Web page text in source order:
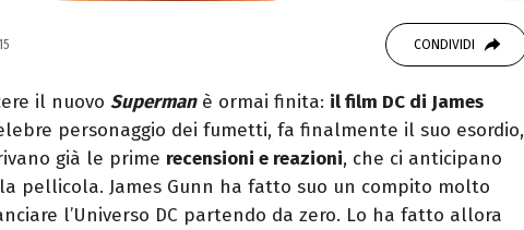
CONDIVIDI
il nuovo Supermanè ormai finita: il film DC di James
personaggio dei fumetti, fa finalmente il suo esordio,
già le prime recensioni e reazioni, che ci anticipano
pellicola. James Gunn ha fatto suo un compito molto
l’Universo DC partendo da zero. Lo ha fatto allora